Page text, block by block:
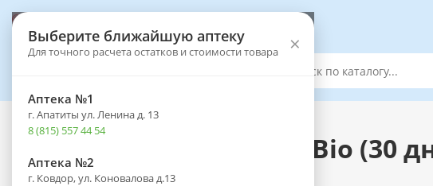
Выберите ближайшую аптеку
Для точного расчета остатков и стоимости товара ×
Аптека №1
г. Апатиты ул. Ленина д. 13
8 (815) 557 44 54
Аптека №2
г. Ковдор, ул. Коновалова д.13
Каталог - Оптика - Контактные линзы
Линзы OKVision Prima Bio (30